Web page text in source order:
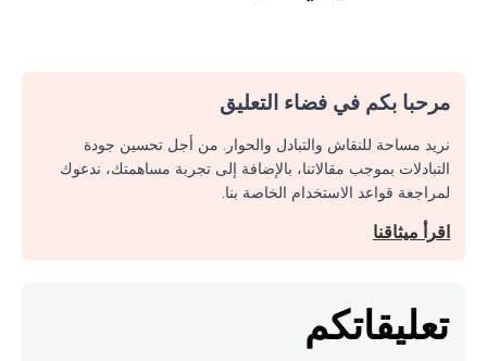
مرحبا بكم في فضاء التعليق
نريد مساحة للنقاش والتبادل والحوار. من أجل تحسين جودة
التبادلات بموجب مقالاتنا، بالإضافة إلى تجربة مساهمتك، ندعوك
لمراجعة قواعد الاستخدام الخاصة بنا.
اقرأ ميثاقنا
تعليقاتكم